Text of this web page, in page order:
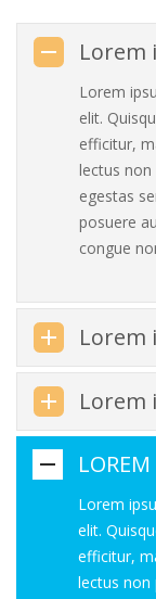
Lorem
Lorem
elit.
efficitur,
lectus non
egestas
posuere
congue
Lorem
Lorem
Lorem
elit.
efficitur,
lectus non